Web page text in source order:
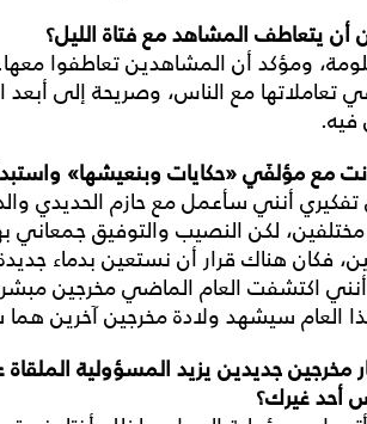
أن يتعاطف المشاهد مع فتاة الليل؟
ومؤكد أن المشاهدين تعاطفوا
تعاملاتها مع الناس، وصريحة إلى
مع مؤلفَي «حكايات وبنعيشها»
مختلفين، لكن النصيب والتوفيق جمعاني
فكان هناك قرار أن نستعين بدماء
أنني اكتشفت العام الماضي مخرجين
العام سيشهد ولادة مخرجين آخرين
مخرجين جديدين يزيد المسؤولية
أحد غيرك؟